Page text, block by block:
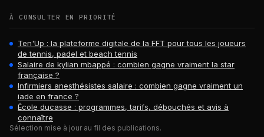
À CONSULTER EN PRIORITÉ
Ten'Up : la plateforme digitale de la FFT pour tous les joueurs
de tennis, padel et beach tennis
Salaire de kylian mbappé : combien gagne vraiment la star
française ?
Infirmiers anesthésistes salaire : combien gagne vraiment un
iade en france ?
École ducasse : programmes, tarifs, débouchés et avis à
connaître
Sélection mise à jour au fil des publications.